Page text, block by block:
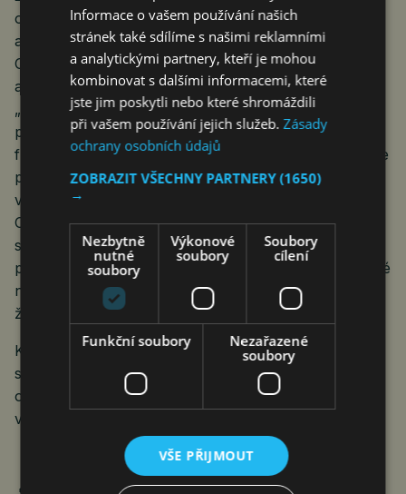
občanů, většinou díky kladnému saldu stěhování. To
ale ještě není výhra. Prorektor Ostravské univerzity
Ondřej Slach představil nelichotivé propočty
akademiků, které říkají, že se Ostrava do roku 2050
„smrskne“ na 256 tisíc lidí a úbytek bude dále
pokračovat. „Město je místně i sociálně
fragmentované. Jsou tu jasně viditelné oblasti, kde žije
převaha vysokoškoláků, a na druhé straně i málo
vzdělané a sociálně slabé skupiny lidí. Budoucí
Ostrava proto nesmí propojovat jen dopravu
s dopravními uzly, ale i obyvatele se sociálními
příležitostmi,“ řekl. „Pokud bude město rozdělené, lidé
nebudou mít vzájemné kontakty a nebudou sdílet
život, nebude Ostrava růst, ale upadat.“
Konference Ostrava pro budoucnost!!! vypadá jako
slibný začátek řešení, jak varování Ondřeje Slacha
obelstít. Doufejme, že ne zároveň konec. Komunální
volby jsou letos na podzim.
Informace o vašem používání našich
stránek také sdílíme s našimi reklamními
a analytickými partnery, kteří je mohou
kombinovat s dalšími informacemi, které
jste jim poskytli nebo které shromáždili
při vašem používání jejich služeb.Zásady
ochrany osobních údajů
ZOBRAZIT VŠECHNY PARTNERY(1650)
→
Nezbytně
nutné
soubory
Výkonové
soubory
Soubory
cílení
Funkční soubory
Nezařazené
soubory
VŠE PŘIJMOUT